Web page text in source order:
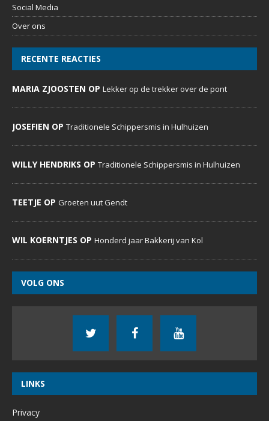
Social Media
Over ons
RECENTE REACTIES
MARIA ZJOOSTEN OP Lekker op de trekker over de pont
JOSEFIEN OP Traditionele Schippersmis in Hulhuizen
WILLY HENDRIKS OP Traditionele Schippersmis in Hulhuizen
TEETJE OP Groeten uut Gendt
WIL KOERNTJES OP Honderd jaar Bakkerij van Kol
VOLG ONS
LINKS
Privacy